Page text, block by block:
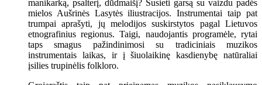
manikarką, psalterį, dūdmaišį? Susieti garsą su vaizdu padės
mielos Aušrinės Lasytės iliustracijos. Instrumentai taip pat
trumpai aprašyti, jų melodijos suskirstytos pagal Lietuvos
etnografinius regionus. Taigi, naudojantis programėle, rytai
taps smagus pažindinimosi su tradiciniais muzikos
instrumentais laikas, ir į šiuolaikinę kasdienybę natūraliai
įsilies trupinėlis folkloro.